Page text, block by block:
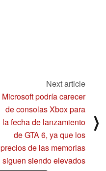
Next article
Microsoft podría carecer
de consolas Xbox para
la fecha de lanzamiento
de GTA 6, ya que los
precios de las memorias
siguen siendo elevados
⟩